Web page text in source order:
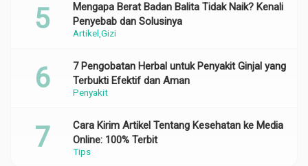
Artikel Gizi
Mengapa Berat Badan Balita Tidak Naik? Kenali
Penyebab dan Solusinya
Penyakit
7 Pengobatan Herbal untuk Penyakit Ginjal yang
Terbukti Efektif dan Aman
Tips
Cara Kirim Artikel Tentang Kesehatan ke Media
Online: 100% Terbit